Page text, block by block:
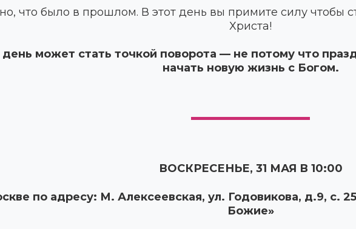
что было в прошлом. В этот день вы примите силу чтобы
Христа!
день может стать точкой поворота — не потому что
начать новую жизнь с Богом.
ВОСКРЕСЕНЬЕ, 31 МАЯ В 10:00
по адресу: М. Алексеевская, ул. Годовикова, д.9, с.
Божие»